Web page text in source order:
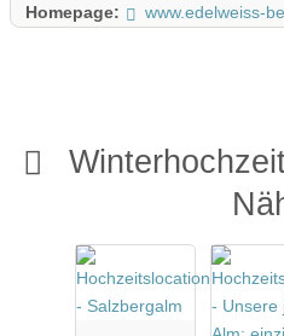
Homepage: www.edelweiss-